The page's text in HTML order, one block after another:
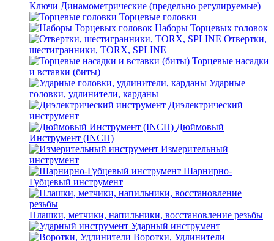
Ключи Динамометрические (предельно регулируемые)
Торцевые головки
Наборы Торцевых головок
Отвертки,
шестигранники, TORX, SPLINE
Торцевые насадки
и вставки (биты)
Ударные
головки, удлинители, карданы
Диэлектрический
инструмент
Дюймовый
Инструмент (INCH)
Измерительный
инструмент
Шарнирно-
Губцевый инструмент
Плашки, метчики, напильники, восстановление резьбы
Ударный инструмент
Воротки, Удлинители